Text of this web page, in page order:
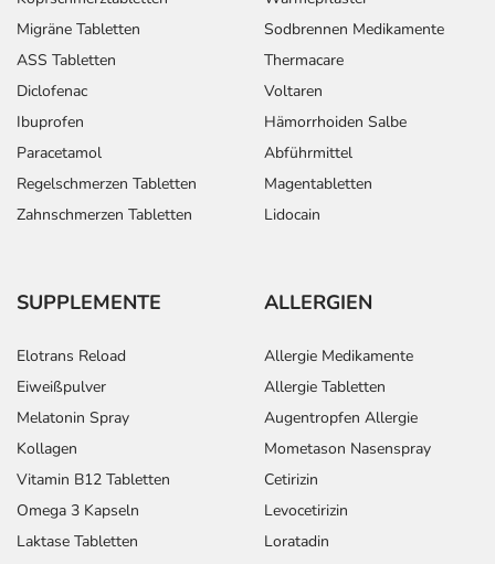
Migräne Tabletten
ASS Tabletten
Diclofenac
Ibuprofen
Paracetamol
Regelschmerzen Tabletten
Zahnschmerzen Tabletten
Sodbrennen Medikamente
Thermacare
Voltaren
Hämorrhoiden Salbe
Abführmittel
Magentabletten
Lidocain
SUPPLEMENTE
Elotrans Reload
Eiweißpulver
Melatonin Spray
Kollagen
Vitamin B12 Tabletten
Omega 3 Kapseln
Laktase Tabletten
ALLERGIEN
Allergie Medikamente
Allergie Tabletten
Augentropfen Allergie
Mometason Nasenspray
Cetirizin
Levocetirizin
Loratadin